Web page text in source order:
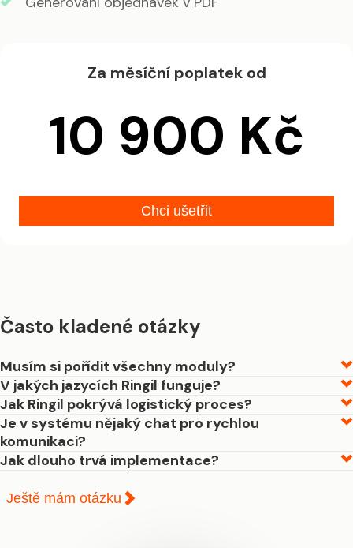
Za měsíční poplatek od
10 900 Kč
Chci ušetřit
Často kladené otázky
Musím si pořídit všechny moduly?
V jakých jazycích Ringil funguje?
Jak Ringil pokrývá logistický proces?
Je v systému nějaký chat pro rychlou
komunikaci?
Jak dlouho trvá implementace?
Ještě mám otázku